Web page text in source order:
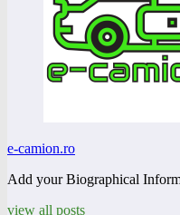
e-camion.ro
Add your Biographical
view all posts